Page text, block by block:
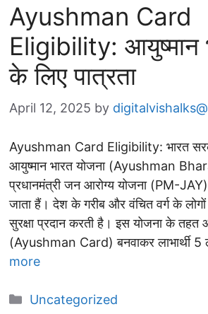
Ayushman Card
Eligibility: आयुष्मान
के लिए पात्रता
April 12, 2025 by
Ayushman Card Eligibility: भारत
आयुष्मान भारत योजना (Ayushman
प्रधानमंत्री जन आरोग्य योजना (PM-
जाता हैं। देश के गरीब और वंचित वर्ग के
सुरक्षा प्रदान करती है। इस योजना के तहत
(Ayushman Card) बनवाकर लाभार्थी
more
Categories
Uncategorized